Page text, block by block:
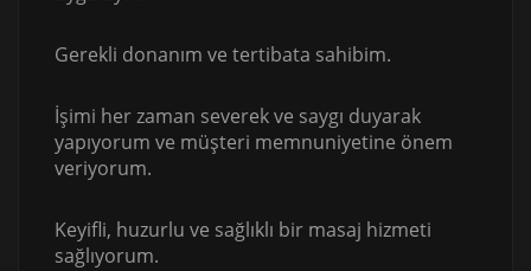
Gerekli donanım ve tertibata sahibim.
İşimi her zaman severek ve saygı duyarak
yapıyorum ve müşteri memnuniyetine önem
veriyorum.
Keyifli, huzurlu ve sağlıklı bir masaj hizmeti
sağlıyorum.